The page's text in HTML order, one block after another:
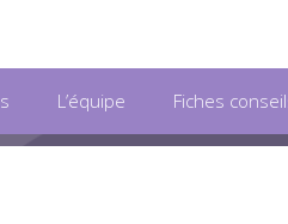
L’équipe Fiches